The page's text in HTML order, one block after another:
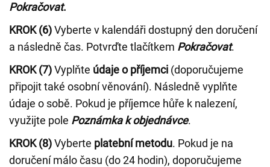
Pokračovat.
KROK (6)Vyberte v kalendáři dostupný den doručení
a následně čas. Potvrďte tlačítkem Pokračovat.
KROK (7)Vyplňte údaje o příjemci (doporučujeme
připojit také osobní věnování). Následně vyplňte
údaje o sobě. Pokud je příjemce hůře k nalezení,
využijte pole Poznámka k objednávce.
KROK (8)Vyberte platební metodu. Pokud je na
doručení málo času (do 24 hodin), doporučujeme